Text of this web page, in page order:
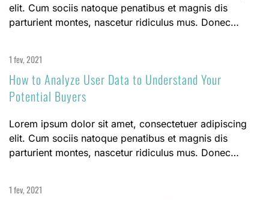
elit. Cum sociis natoque penatibus et magnis dis
parturient montes, nascetur ridiculus mus. Donec…
1 fev, 2021
How to Analyze User Data to Understand Your
Potential Buyers
Lorem ipsum dolor sit amet, consectetuer adipiscing
elit. Cum sociis natoque penatibus et magnis dis
parturient montes, nascetur ridiculus mus. Donec…
1 fev, 2021